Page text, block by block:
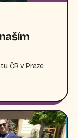
ČR v Praze